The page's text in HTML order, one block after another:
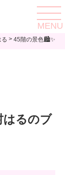
toggle
MENU
> 45階の景色🏙✨
るのブ